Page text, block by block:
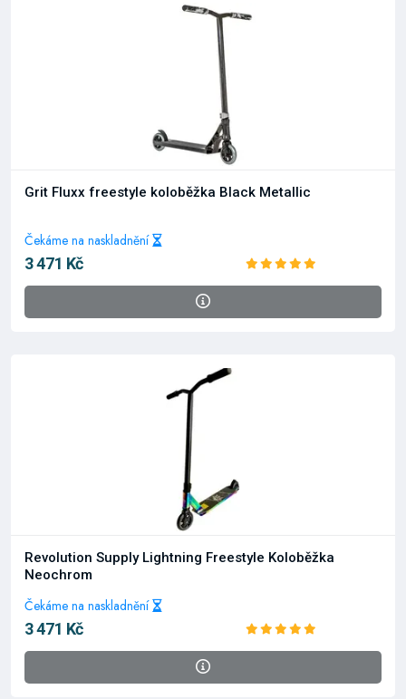
Grit Fluxx freestyle koloběžka Black Metallic
Čekáme na naskladnění
3 471 Kč
Revolution Supply Lightning Freestyle Koloběžka
Neochrom
Čekáme na naskladnění
3 471 Kč